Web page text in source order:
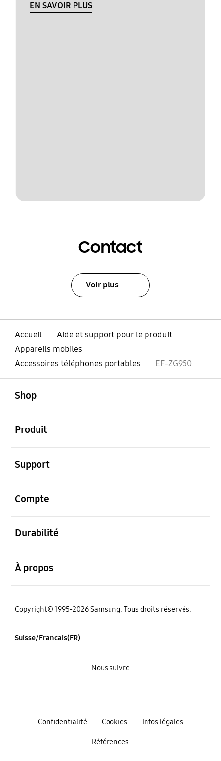
EN SAVOIR PLUS
Contact
Voir plus
Accueil
Aide et support pour le produit
Appareils mobiles
Accessoires téléphones portables
EF-ZG950
Shop
Produit
Support
Compte
Durabilité
À propos
Copyright© 1995-2026 Samsung. Tous droits réservés.
Suisse/Francais(FR)
Confidentialité Cookies Infos légales
Références
Nous suivre